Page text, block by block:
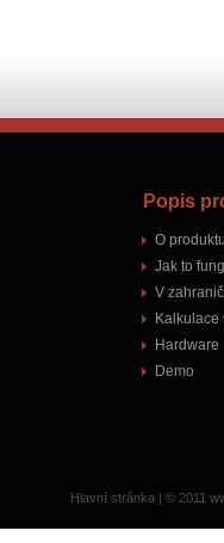
Popis
O produktu
Jak to
V
Kalkulace
Hardware
Demo
Hlavní stránka | © 2011